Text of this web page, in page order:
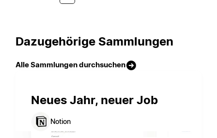
Dazugehörige Sammlungen
Alle Sammlungen durchsuchen
Neues Jahr, neuer Job
Notion